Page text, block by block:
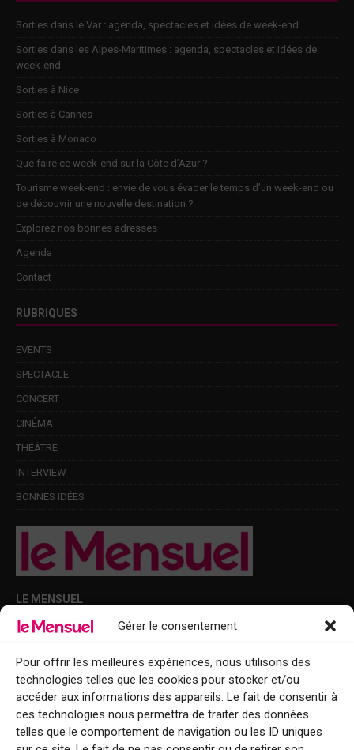
Gérer le consentement
Pour offrir les meilleures expériences, nous utilisons des
technologies telles que les cookies pour stocker et/ou
accéder aux informations des appareils. Le fait de consentir à
ces technologies nous permettra de traiter des données
telles que le comportement de navigation ou les ID uniques
Sorties dans le Var : agenda, spectacles et idées de week-end
Sorties dans les Alpes-Maritimes : agenda, spectacles et idées de
week-end
Sorties à Nice
Sorties à Cannes
Sorties à Monaco
Que faire ce week-end sur la Côte d’Azur ?
Tourisme week-end : envie de vous évader le temps d’un week-end ou
de découvrir une nouvelle destination ?
Explorez nos bonnes adresses
Agenda
Contact
RUBRIQUES
EVENTS
SPECTACLE
CONCERT
CINÉMA
THÉÂTRE
INTERVIEW
BONNES IDÉES
LE MENSUEL
Points de diffusion Var et Alpes-Maritimes : oû trouver Le Mensuel ?
Le Mensuel en PDF : consultez le magazine en ligne
Qui sommes-nous ?
BFM Top Sorties
EVENT